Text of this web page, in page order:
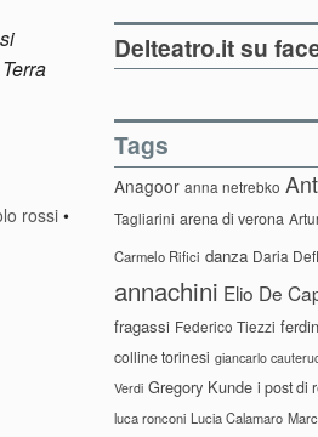
rossi •
Delteatro.it su
Tags
Anagoor anna netrebko
Tagliarini arena di verona
Carmelo Rifici danza Daria
annachini Elio De
fragassi Federico Tiezzi
colline torinesi giancarlo
Verdi Gregory Kunde i post di
luca ronconi Lucia Calamaro